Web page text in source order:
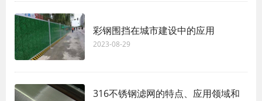
彩钢围挡在城市建设中的应用
2023-08-29
316不锈钢滤网的特点、应用领域和